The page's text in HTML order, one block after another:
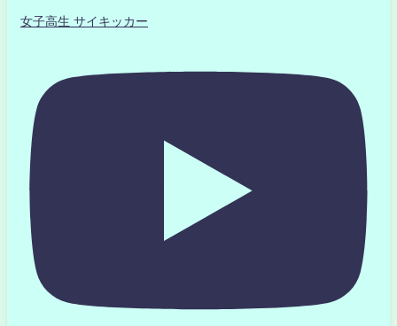
女子高生 サイキッカー